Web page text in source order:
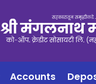
Accounts